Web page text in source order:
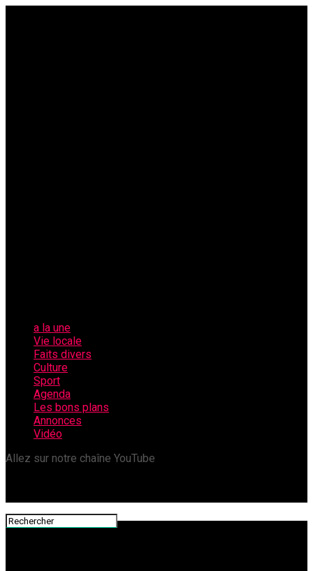
a la une
Vie locale
Faits divers
Culture
Sport
Agenda
Les bons plans
Annonces
Vidéo
Allez sur notre chaîne YouTube